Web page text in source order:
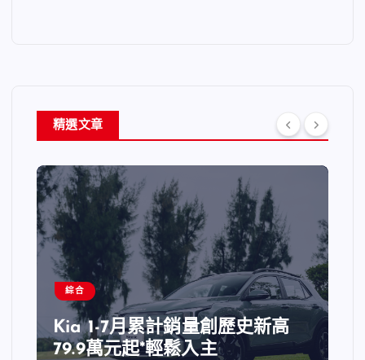
精選文章
綜合
Kia 1-7月累計銷量創歷史新高
79.9萬元起*輕鬆入主